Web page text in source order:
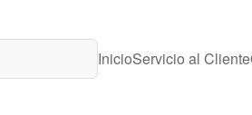
InicioServicio al Cliente